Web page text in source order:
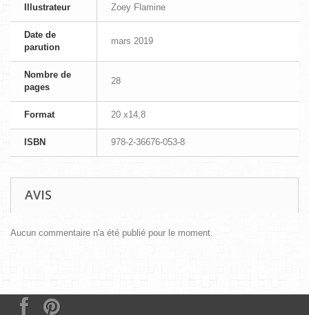
Illustrateur Zoey Flamine
Date de
parution
mars 2019
Nombre de
pages
28
Format 20 x14,8
ISBN 978-2-36676-053-8
AVIS
Aucun commentaire n'a été publié pour le moment.